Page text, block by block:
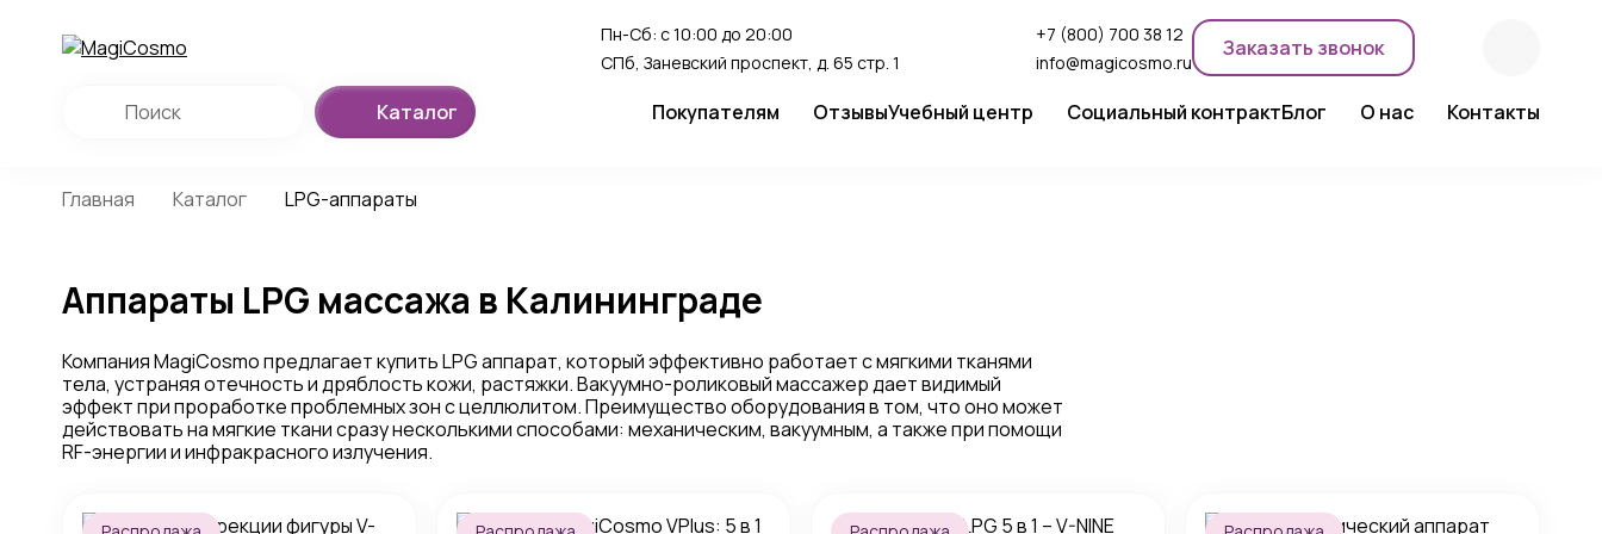
Пн-Сб: с 10:00 до 20:00
СПб, Заневский проспект, д. 65 стр. 1
+7 (800) 700 38 12
info@magicosmo.ru
Заказать звонок
Каталог Покупателям
FAQ
ОтзывыУчебный центр Социальный контрактБлог О нас Контакты
Главная Каталог LPG-аппараты
Аппараты LPG массажа в Калининграде
Компания MagiCosmo предлагает купить LPG аппарат, который эффективно работает с мягкими тканями
тела, устраняя отечность и дряблость кожи, растяжки. Вакуумно-роликовый массажер дает видимый
эффект при проработке проблемных зон с целлюлитом. Преимущество оборудования в том, что оно может
действовать на мягкие ткани сразу несколькими способами: механическим, вакуумным, а также при помощи
RF-энергии и инфракрасного излучения.